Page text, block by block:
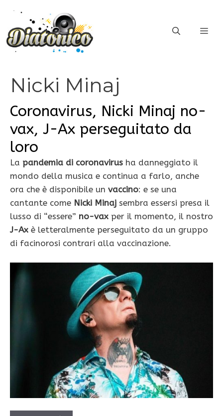
contenuto
Nicki Minaj
Coronavirus, Nicki Minaj no-
vax, J-Ax perseguitato da
loro
La pandemia di coronavirus ha danneggiato il
mondo della musica e continua a farlo, anche
ora che è disponibile un vaccino: e se una
cantante come Nicki Minaj sembra essersi presa il
lusso di “essere” no-vax per il momento, il nostro
J-Ax è letteralmente perseguitato da un gruppo
di facinorosi contrari alla vaccinazione.